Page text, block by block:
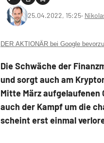
25.04.2022, 15:25‧
DER AKTIONÄR bei Google
Die Schwäche der
und sorgt auch am
Mitte März
auch der Kampf um die
scheint erst einmal